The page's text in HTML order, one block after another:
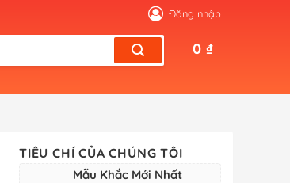
Đăng nhập
0 ₫
TIÊU CHÍ CỦA CHÚNG TÔI
Mẫu Khắc Mới Nhất